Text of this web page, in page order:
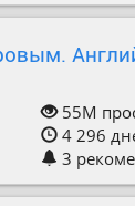
55M
4 296
3